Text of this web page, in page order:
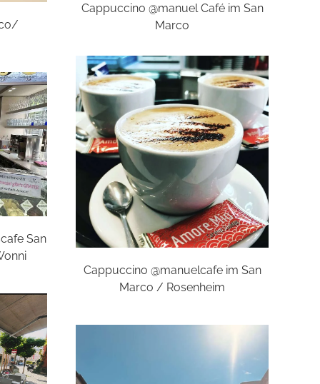
Cappuccino @manuel Café im San
Marco
San
Cappuccino @manuelcafe im San
Marco / Rosenheim